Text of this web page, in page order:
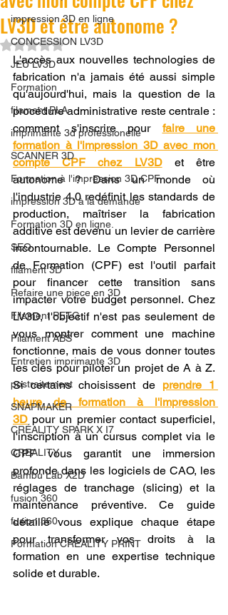
impression 3D en ligne
CONCESSION LV3D
JEU LV3D
Formation
filament PLA
imprimante 3d professionelle
SCANNER 3D
Formation à l'impression 3D CPF
impression 3D à la demande
Formation 3D en ligne.
SEO
filament 3D
Refaire une piece en 3D
Filament PETG
Filament ABS
Entretien imprimante 3D
postraitement
SNAPMAKER
CRÉALITY SPARK X I7
CREALITY
Bambu Lab X2D
fusion 360
fusion 360
Formation CREALITY PRINT
LV3D et être autonome ?
Noté NaN étoiles sur 5.
L'accès aux nouvelles technologies de
fabrication n'a jamais été aussi simple
qu'aujourd'hui, mais la question de la
procédure administrative reste centrale :
comment s'inscrire pour
faire une
formation à l'impression 3D avec mon
compte CPF chez LV3D
et être
autonome ? Dans un monde où
l'industrie 4.0 redéfinit les standards de
production, maîtriser la fabrication
additive est devenu un levier de carrière
incontournable. Le Compte Personnel
de Formation (CPF) est l'outil parfait
pour financer cette transition sans
impacter votre budget personnel. Chez
LV3D, l'objectif n'est pas seulement de
vous montrer comment une machine
fonctionne, mais de vous donner toutes
les clés pour piloter un projet de A à Z.
Si certains choisissent de prendre 1
heure de formation à l'impression
3D pour un premier contact superficiel,
l'inscription à un cursus complet via le
CPF vous garantit une immersion
profonde dans les logiciels de CAO, les
réglages de tranchage (slicing) et la
maintenance préventive. Ce guide
détaillé vous explique chaque étape
pour transformer vos droits à la
formation en une expertise technique
solide et durable.